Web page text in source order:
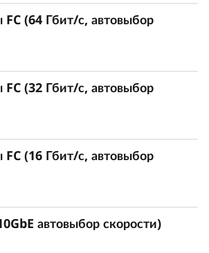
управления, обеспечивая
требования современных
устраняет изолированность
(64 Гбит/с, автовыбор
(32 Гбит/с, автовыбор
(16 Гбит/с, автовыбор
автовыбор скорости)